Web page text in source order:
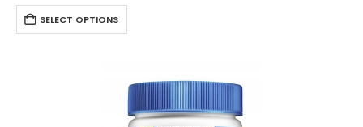
SELECT OPTIONS